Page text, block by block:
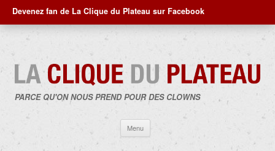
Devenez fan de La Clique du Plateau sur Facebook
PARCE QU'ON NOUS PREND POUR DES CLOWNS
Menu
contenu